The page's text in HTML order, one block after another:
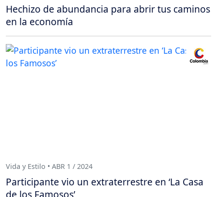
Hechizo de abundancia para abrir tus caminos
en la economía
Vida y Estilo • ABR 1 / 2024
Participante vio un extraterrestre en ‘La Casa
de los Famosos’